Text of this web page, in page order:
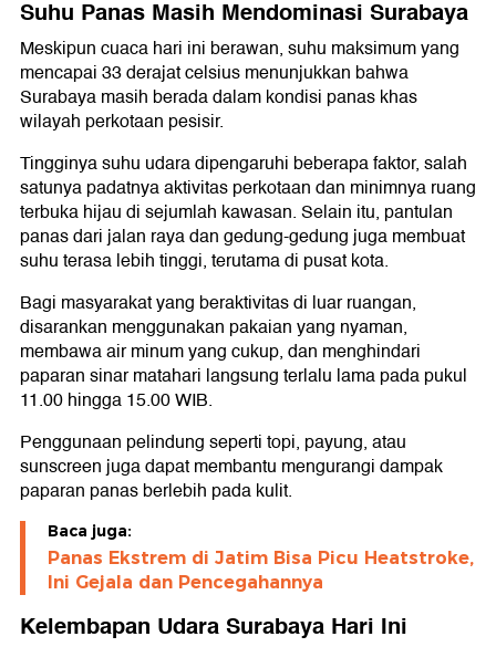
Suhu Panas Masih Mendominasi Surabaya
Meskipun cuaca hari ini berawan, suhu maksimum yang
mencapai 33 derajat celsius menunjukkan bahwa
Surabaya masih berada dalam kondisi panas khas
wilayah perkotaan pesisir.
Tingginya suhu udara dipengaruhi beberapa faktor, salah
satunya padatnya aktivitas perkotaan dan minimnya ruang
terbuka hijau di sejumlah kawasan. Selain itu, pantulan
panas dari jalan raya dan gedung-gedung juga membuat
suhu terasa lebih tinggi, terutama di pusat kota.
Bagi masyarakat yang beraktivitas di luar ruangan,
disarankan menggunakan pakaian yang nyaman,
membawa air minum yang cukup, dan menghindari
paparan sinar matahari langsung terlalu lama pada pukul
11.00 hingga 15.00 WIB.
Penggunaan pelindung seperti topi, payung, atau
sunscreen juga dapat membantu mengurangi dampak
paparan panas berlebih pada kulit.
Baca juga:
Panas Ekstrem di Jatim Bisa Picu Heatstroke,
Ini Gejala dan Pencegahannya
Kelembapan Udara Surabaya Hari Ini